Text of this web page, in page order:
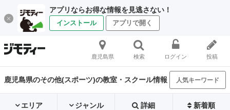
アプリならお得な情報を見逃さない！
インストール アプリで開く
鹿児島県 検索 ログイン 投稿
鹿児島県のその他(スポーツ)の教室・スクール情報 人気キーワード
エリア ジャンル 詳細 新着順